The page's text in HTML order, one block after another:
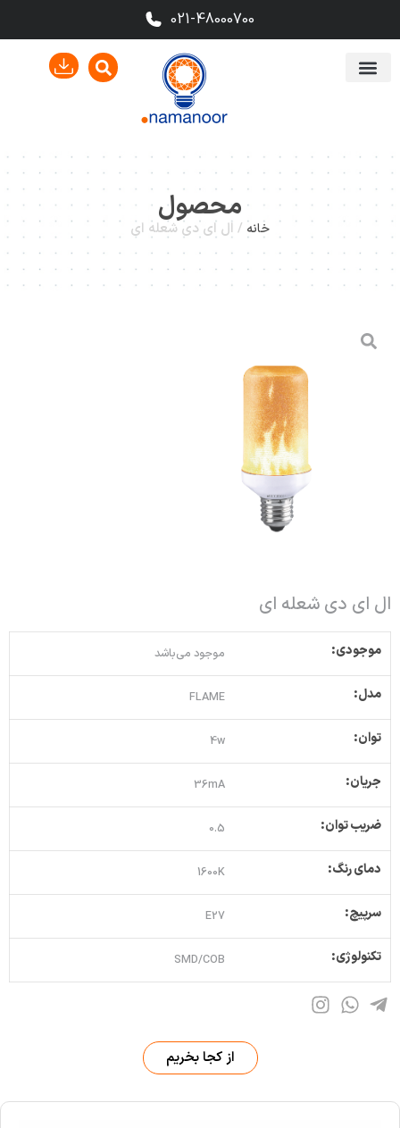
021-48000700
محصول
خانه / ال ای دی شعله ای
ال ای دی شعله ای
موجودی: موجود می‌باشد
مدل: FLAME
توان: 4w
جریان: 36mA
ضریب توان: 0.5
دمای رنگ: 1600K
سرپیچ: E27
تکنولوژی: SMD/COB
از کجا بخریم